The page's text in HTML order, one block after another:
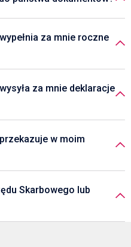
za mnie roczne
za mnie deklaracje
w moim
Skarbowego lub